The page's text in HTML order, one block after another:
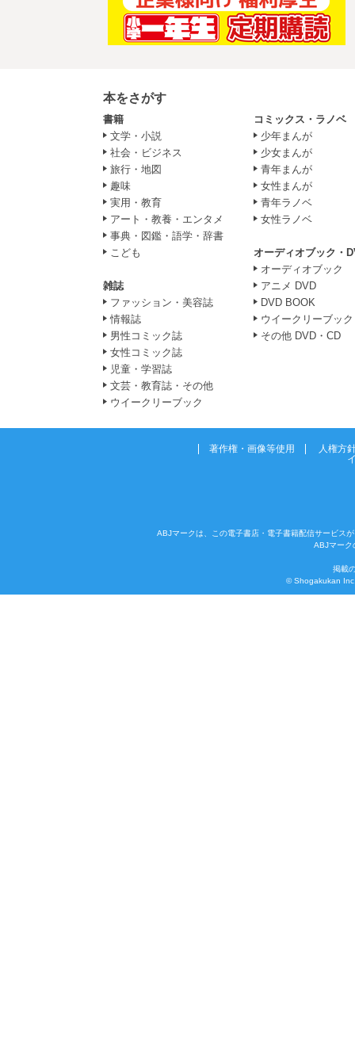
本をさがす
書籍
文学・小説
社会・ビジネス
旅行・地図
趣味
実用・教育
アート・教養・エンタメ
事典・図鑑・語学・辞書
こども
雑誌
ファッション・美容誌
情報誌
男性コミック誌
女性コミック誌
児童・学習誌
文芸・教育誌・その他
ウイークリーブック
コミックス・ラノベ
少年まんが
少女まんが
青年まんが
女性まんが
青年ラノベ
女性ラノベ
オーディオブック・
オーディオブック
アニメ DVD
DVD BOOK
ウイークリーブック
その他 DVD・CD
著作権・画像等使用
人権方
ABJマークは、この電子書店・電子書籍配信サービス
ABJマーク
掲載
© Shogakukan